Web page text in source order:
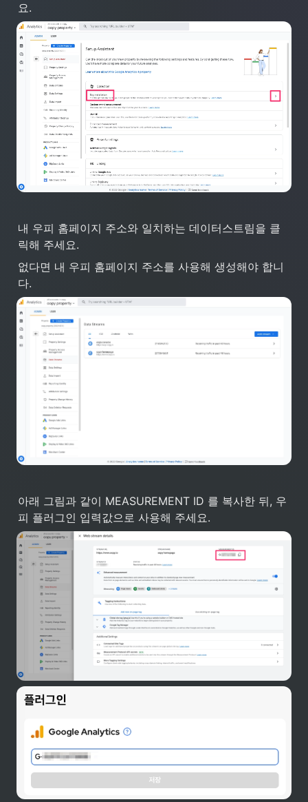
요.
내 우피 홈페이지 주소와 일치하는 데이터스트림을 클
릭해 주세요.
없다면 내 우피 홈페이지 주소를 사용해 생성해야 합니
다.
아래 그림과 같이 MEASUREMENT ID 를 복사한 뒤, 우
피 플러그인 입력값으로 사용해 주세요.